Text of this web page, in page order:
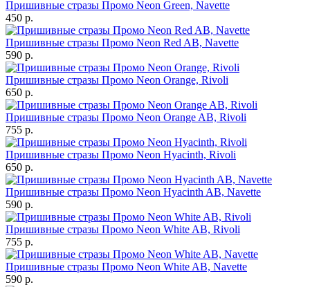
Пришивные стразы Промо Neon Green, Navette
450 р.
Пришивные стразы Промо Neon Red AB, Navette
590 р.
Пришивные стразы Промо Neon Orange, Rivoli
650 р.
Пришивные стразы Промо Neon Orange AB, Rivoli
755 р.
Пришивные стразы Промо Neon Hyacinth, Rivoli
650 р.
Пришивные стразы Промо Neon Hyacinth AB, Navette
590 р.
Пришивные стразы Промо Neon White AB, Rivoli
755 р.
Пришивные стразы Промо Neon White AB, Navette
590 р.